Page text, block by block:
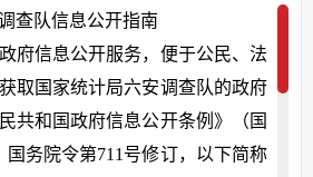
查队信息公开指南
府信息公开服务，便于公民、法
取国家统计局六安调查队的政府
共和国政府信息公开条例》（国
国务院令第711号修订，以下简称